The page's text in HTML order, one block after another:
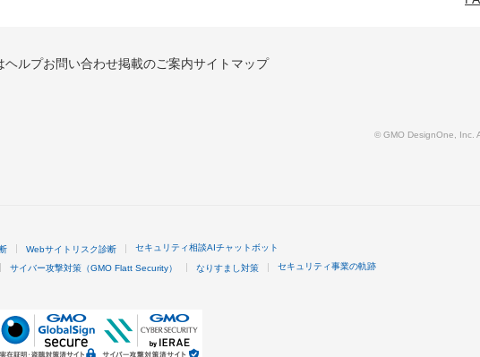
ヘルプお問い合わせ掲載のご案内サイトマップ
© GMO DesignOne, Inc.
Webサイトリスク診断 セキュリティ相談AIチャットボット
サイバー攻撃対策（GMO Flatt Security） なりすまし対策 セキュリティ事業の軌跡